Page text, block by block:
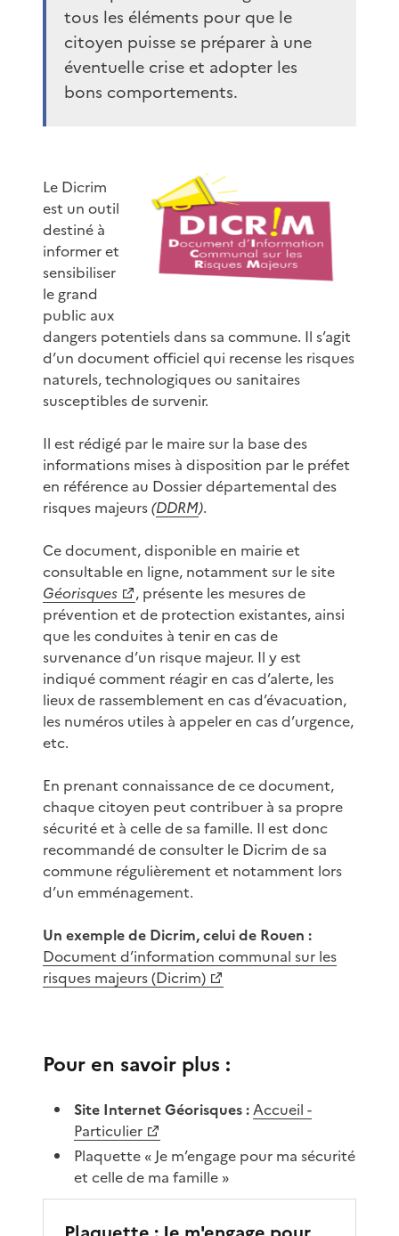
tous les éléments pour que le
citoyen puisse se préparer à une
éventuelle crise et adopter les
bons comportements.
Le Dicrim
est un outil
destiné à
informer et
sensibiliser
le grand
public aux
dangers potentiels dans sa commune. Il s’agit
d’un document officiel qui recense les risques
naturels, technologiques ou sanitaires
susceptibles de survenir.
Il est rédigé par le maire sur la base des
informations mises à disposition par le préfet
en référence au Dossier départemental des
risques majeurs(DDRM).
Ce document, disponible en mairie et
consultable en ligne, notamment sur le site
Géorisques
, présente les mesures de
prévention et de protection existantes, ainsi
que les conduites à tenir en cas de
survenance d’un risque majeur. Il y est
indiqué comment réagir en cas d’alerte, les
lieux de rassemblement en cas d’évacuation,
les numéros utiles à appeler en cas d’urgence,
etc.
En prenant connaissance de ce document,
chaque citoyen peut contribuer à sa propre
sécurité et à celle de sa famille. Il est donc
recommandé de consulter le Dicrim de sa
commune régulièrement et notamment lors
d’un emménagement.
Un exemple de Dicrim, celui de Rouen :
Document d’information communal sur les
risques majeurs (Dicrim)
Pour en savoir plus :
Site Internet Géorisques :Accueil -
Particulier
Plaquette « Je m’engage pour ma sécurité
et celle de ma famille »